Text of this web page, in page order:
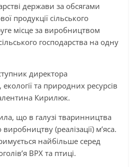
держави за обсягами
продукції сільського
місце за виробництвом
господарства на одну
директора
та природних ресурсів
Кирилюк.
що в галузі тваринництва
(реалізації) м’яса.
найбільше серед
ВРХ та птиці.